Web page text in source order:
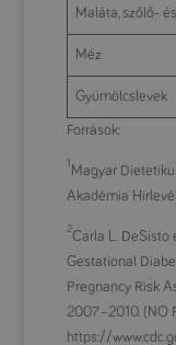
Maláta, szőlő-
Méz
Gyümölcslevek
Források:
1 Magyar
Akadémia
2Carla L. DeSisto
Gestational
Pregnancy Risk
2007–2010. (NO
https://